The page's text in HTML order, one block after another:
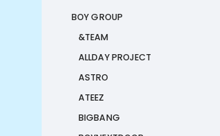
BOY GROUP
&TEAM
ALLDAY PROJECT
ASTRO
ATEEZ
BIGBANG